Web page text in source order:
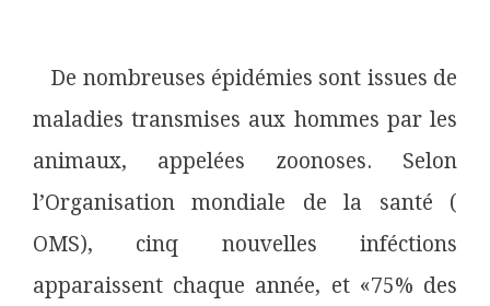
De nombreuses épidémies sont issues de
maladies transmises aux hommes par les
animaux, appelées zoonoses. Selon
l’Organisation mondiale de la santé (
OMS), cinq nouvelles inféctions
apparaissent chaque année, et «75% des